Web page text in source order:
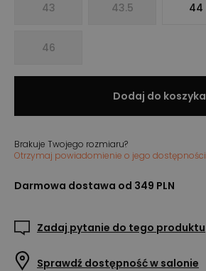
43 43.5 44
46
Dodaj do koszyka
Brakuje Twojego rozmiaru?
Otrzymaj powiadomienie o jego dostępności
Darmowa dostawa od 349 PLN
Zadaj pytanie do tego produktu
Sprawdź dostępność w salonie